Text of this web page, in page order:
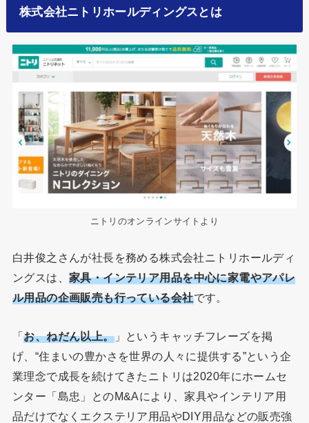
株式会社ニトリホールディングスとは
ニトリのオンラインサイトより
白井俊之さんが社長を務める株式会社ニトリホールディ
ングスは、 家具・インテリア用品を中心に家電やアパレ
ル用品の企画販売も行っている会社です。
「お、ねだん以上。」というキャッチフレーズを掲
げ、“住まいの豊かさを世界の人々に提供する”という企
業理念で成長を続けてきたニトリは2020年にホームセ
ンター「島忠」とのM&Aにより、家具やインテリア用
品だけでなくエクステリア用品やDIY用品などの販売強